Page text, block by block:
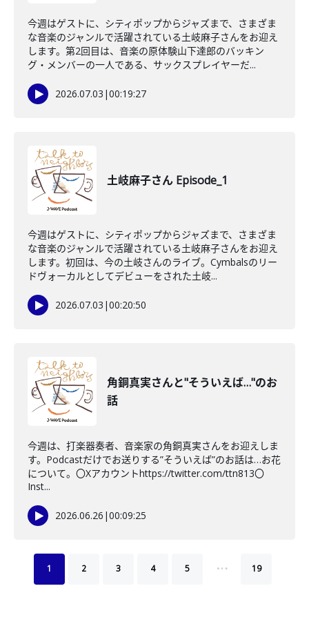
今週はゲストに、シティポップからジャズまで、さまざま
な音楽のジャンルで活躍されている土岐麻子さんをお迎え
します。第2回目は、音楽の原体験山下達郎のバッキン
グ・メンバーの一人である、サックスプレイヤーだ...
2026.07.03 |00:19:27
土岐麻子さん Episode_1
今週はゲストに、シティポップからジャズまで、さまざま
な音楽のジャンルで活躍されている土岐麻子さんをお迎え
します。初回は、今の土岐さんのライブ。Cymbalsのリー
ドヴォーカルとしてデビューをされた土岐...
2026.07.03 |00:20:50
角銅真実さんと"そういえば…"のお
話
今週は、打楽器奏者、音楽家の角銅真実さんをお迎えしま
す。Podcastだけでお送りする”そういえば”のお話は…お花
について。〇Xアカウントhttps://twitter.com/ttn813〇
Inst...
2026.06.26 |00:09:25
1 2 3 4 5 … 19